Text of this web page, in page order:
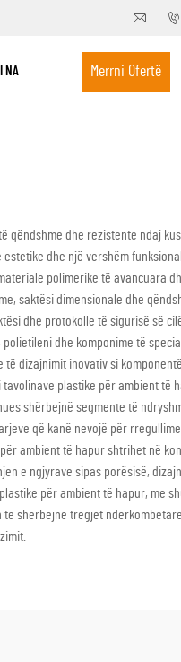
NA Merrni Ofertë
qëndshme dhe rezistente ndaj
dhe një vershëm
polimerike të avancuara
saktësi dimensionale dhe
dhe protokolle të sigurisë së
dhe komponime të
dizajnimit inovativ si
plastike për ambient të
shërbejnë segmente të
që kanë nevojë për
ambient të hapur shtrihet në
e ngjyrave sipas porësisë,
për ambient të hapur, me
shërbejnë tregjet